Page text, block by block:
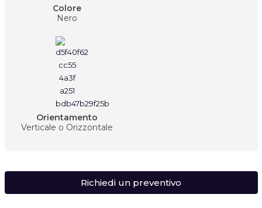
Colore
Nero
Orientamento
Verticale o Orizzontale
Richiedi un preventivo